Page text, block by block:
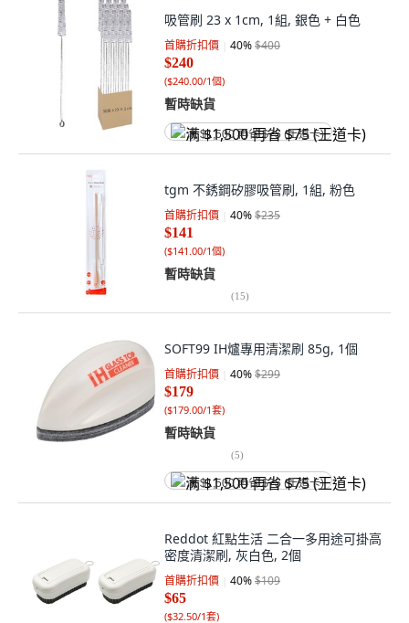
吸管刷 23 x 1cm, 1組, 銀色 + 白色
首購折扣價 40%$400
$240
($240.00/1個)
暫時缺貨
满 $1,500 再省 $75 (王道卡)
tgm 不銹鋼矽膠吸管刷, 1組, 粉色
首購折扣價 40%$235
$141
($141.00/1個)
暫時缺貨
(15)
SOFT99 IH爐專用清潔刷 85g, 1個
首購折扣價 40%$299
$179
($179.00/1套)
暫時缺貨
(5)
满 $1,500 再省 $75 (王道卡)
Reddot 紅點生活 二合一多用途可掛高
密度清潔刷, 灰白色, 2個
首購折扣價 40%$109
$65
($32.50/1套)